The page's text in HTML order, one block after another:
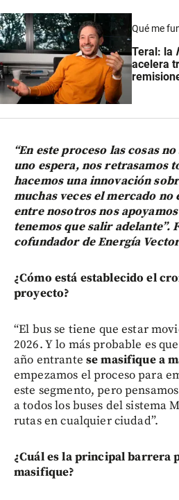
Qué me
Teral: la
acelera
“En este proceso las cosas
uno espera, nos retrasamos
hacemos una innovación
muchas veces el mercado no
entre nosotros nos
tenemos que salir adelante”.
cofundador de Energía
¿Cómo está establecido el
proyecto?
“El bus se tiene que estar
2026. Y lo más probable es
año entrante se masifique a
empezamos el proceso para
este segmento, pero
a todos los buses del sistema
rutas en cualquier ciudad”.
¿Cuál es la principal barrera
masifique?